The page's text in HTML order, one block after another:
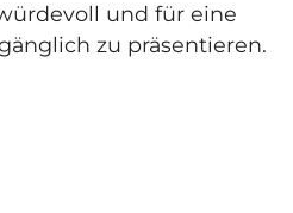
und für eine
zu präsentieren.